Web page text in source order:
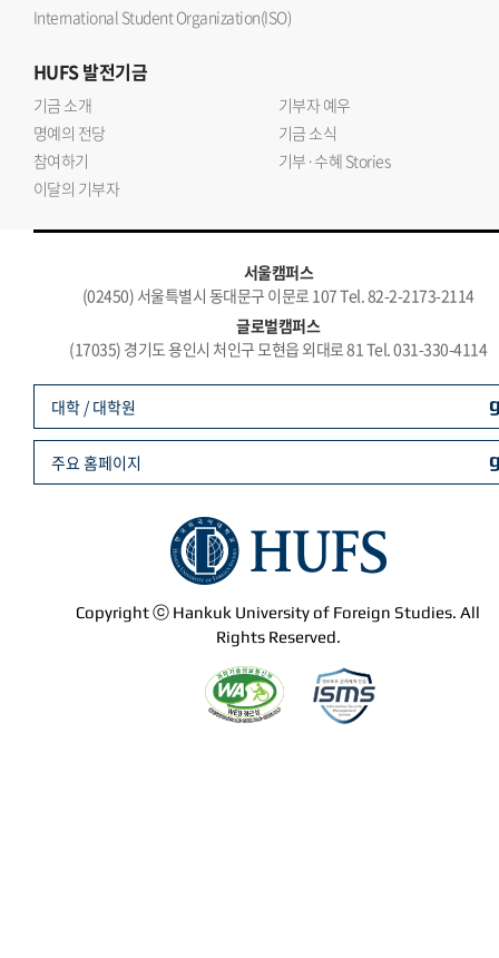
International Student Organization(ISO)
HUFS발전기금
기금 소개
기부자 예우
명예의 전당
기금 소식
참여하기
기부·수혜 Stories
이달의 기부자
서울캠퍼스
(02450) 서울특별시 동대문구 이문로 107 Tel. 82-2-2173-2114
글로벌캠퍼스
(17035) 경기도 용인시 처인구 모현읍 외대로 81 Tel. 031-330-4114
Copyright ⓒ Hankuk University of Foreign Studies. All
Rights Reserved.
대학 / 대학원
주요 홈페이지